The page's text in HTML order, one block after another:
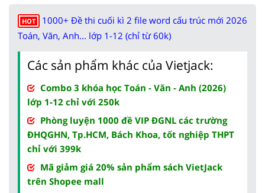
HOT
1000+ Đề thi cuối kì 2 file word cấu trúc mới 2026
Toán, Văn, Anh... lớp 1-12 (chỉ từ 60k)
Các sản phẩm khác của Vietjack:
Combo 3 khóa học Toán - Văn - Anh (2026)
lớp 1-12 chỉ với 250k
Phòng luyện 1000 đề VIP ĐGNL các trường
ĐHQGHN, Tp.HCM, Bách Khoa, tốt nghiệp THPT
chỉ với 399k
Mã giảm giá 20% sản phẩm sách VietJack
trên Shopee mall